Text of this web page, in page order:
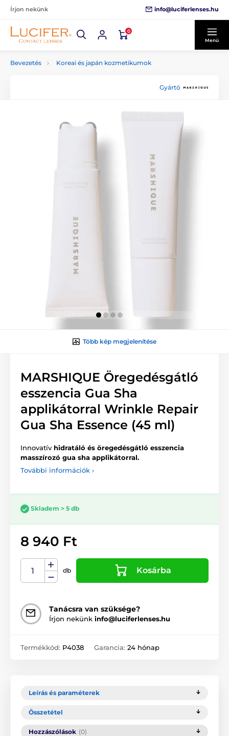
Írjon nekünk info@luciferlenses.hu
0
Menü
Bevezetés Koreai és japán kozmetikumok
Gyártó
Több kép megjelenítése
MARSHIQUE Öregedésgátló
esszencia Gua Sha
applikátorral Wrinkle Repair
Gua Sha Essence (45 ml)
Innovatív hidratáló és öregedésgátló esszencia
masszírozó gua sha applikátorral.
További információk ›
Skladem > 5 db
8 940 Ft
db Kosárba
Tanácsra van szüksége?
Írjon nekünk info@luciferlenses.hu
Termékkód: P4038 Garancia: 24 hónap
Leírás és paraméterek
Összetétel
Hozzászólások (0)